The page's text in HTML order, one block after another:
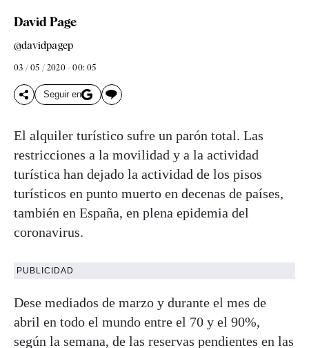
David Page
@davidpagep
03 / 05 / 2020 - 00: 05
Seguir en
El alquiler turístico sufre un parón total. Las
restricciones a la movilidad y a la actividad
turística han dejado la actividad de los pisos
turísticos en punto muerto en decenas de países,
también en España, en plena epidemia del
coronavirus.
PUBLICIDAD
Dese mediados de marzo y durante el mes de
abril en todo el mundo entre el 70 y el 90%,
según la semana, de las reservas pendientes en las